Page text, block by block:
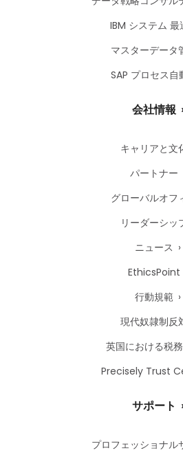
IBM システム 最
マスターデータ
SAP プロセス自
会社情報
キャリアと文
パートナー
グローバルオフ
リーダーシッ
ニュース
EthicsPoint
行動規範
現代奴隷制反
英国における税
Precisely Trust
サポート
プロフェッショナル